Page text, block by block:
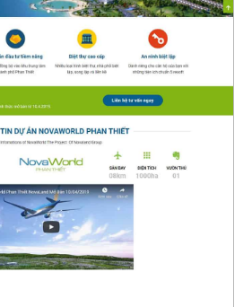
4335
CHI TIẾT
XEM THỰC TẾ